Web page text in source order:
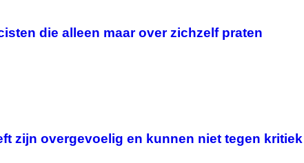
die alleen maar over zichzelf praten
zijn overgevoelig en kunnen niet tegen kritiek